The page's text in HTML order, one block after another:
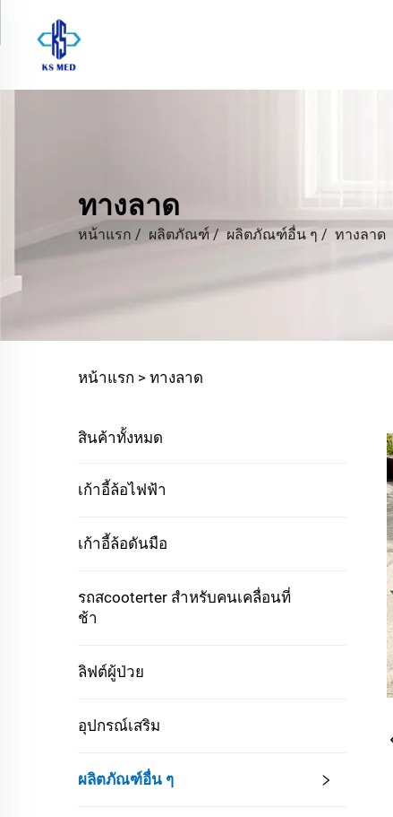
ทางลาด
หน้าแรก / ผลิตภัณฑ์/ผลิตภัณฑ์อื่น ๆ / ทางลาด
หน้าแรก > ทางลาด
สินค้าทั้งหมด
เก้าอี้ล้อไฟฟ้า
เก้าอี้ล้อดันมือ
รถสcooterter สำหรับคนเคลื่อนที่
ช้า
ลิฟต์ผู้ป่วย
อุปกรณ์เสริม
ผลิตภัณฑ์อื่น ๆ